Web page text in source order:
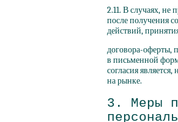
2.11. В случаях, не
после получения
действий,
договора-оферты,
в письменной
согласия
на рынке.
3. Меры